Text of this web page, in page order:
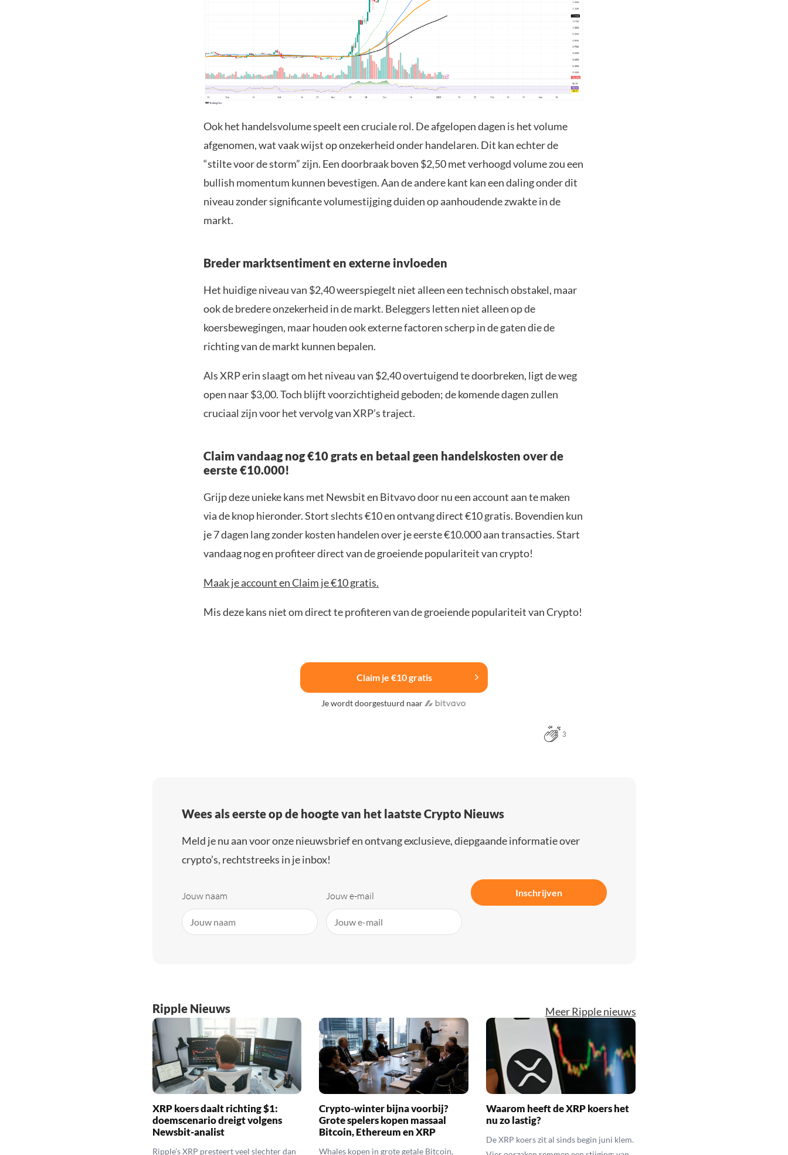
Ook het handelsvolume speelt een cruciale rol. De afgelopen dagen is het volume
afgenomen, wat vaak wijst op onzekerheid onder handelaren. Dit kan echter de
“stilte voor de storm” zijn. Een doorbraak boven $2,50 met verhoogd volume zou een
bullish momentum kunnen bevestigen. Aan de andere kant kan een daling onder dit
niveau zonder significante volumestijging duiden op aanhoudende zwakte in de
markt.
Breder marktsentiment en externe invloeden
Het huidige niveau van $2,40 weerspiegelt niet alleen een technisch obstakel, maar
ook de bredere onzekerheid in de markt. Beleggers letten niet alleen op de
koersbewegingen, maar houden ook externe factoren scherp in de gaten die de
richting van de markt kunnen bepalen.
Als XRP erin slaagt om het niveau van $2,40 overtuigend te doorbreken, ligt de weg
open naar $3,00. Toch blijft voorzichtigheid geboden; de komende dagen zullen
cruciaal zijn voor het vervolg van XRP’s traject.
Claim vandaag nog €10 grats en betaal geen handelskosten over de
eerste €10.000!
Grijp deze unieke kans met Newsbit en Bitvavo door nu een account aan te maken
via de knop hieronder. Stort slechts €10 en ontvang direct €10 gratis. Bovendien kun
je 7 dagen lang zonder kosten handelen over je eerste €10.000 aan transacties. Start
vandaag nog en profiteer direct van de groeiende populariteit van crypto!
Maak je account en Claim je €10 gratis.
Mis deze kans niet om direct te profiteren van de groeiende populariteit van Crypto!
Claim je €10 gratis
Je wordt doorgestuurd naar
3
Wees als eerste op de hoogte van het laatste Crypto Nieuws
Meld je nu aan voor onze nieuwsbrief en ontvang exclusieve, diepgaande informatie over
crypto’s, rechtstreeks in je inbox!
Jouw naam Jouw e-mail Inschrijven
Ripple Nieuws Meer Ripple nieuws
XRP koers daalt richting $1:
doemscenario dreigt volgens
Newsbit-analist
Ripple’s XRP presteert veel slechter dan
Crypto-winter bijna voorbij?
Grote spelers kopen massaal
Bitcoin, Ethereum en XRP
Whales kopen in grote getale Bitcoin,
Waarom heeft de XRP koers het
nu zo lastig?
De XRP koers zit al sinds begin juni klem.